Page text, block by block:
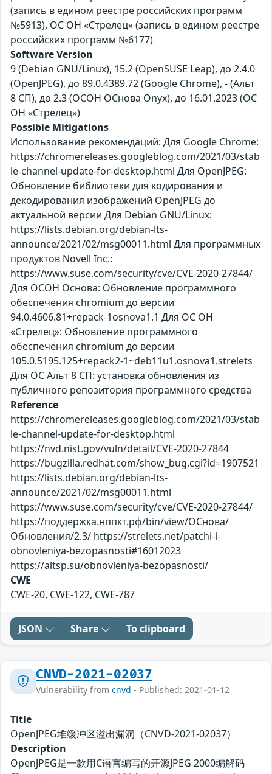
(запись в едином реестре российских программ
№5913), ОС ОН «Стрелец» (запись в едином реестре
российских программ №6177)
Software Version
9 (Debian GNU/Linux), 15.2 (OpenSUSE Leap), до 2.4.0
(OpenJPEG), до 89.0.4389.72 (Google Chrome), - (Альт
8 СП), до 2.3 (ОСОН ОСнова Оnyx), до 16.01.2023 (ОС
ОН «Стрелец»)
Possible Mitigations
Использование рекомендаций: Для Google Chrome:
https://chromereleases.googleblog.com/2021/03/stab
le-channel-update-for-desktop.html Для OpenJPEG:
Обновление библиотеки для кодирования и
декодирования изображений OpenJPEG до
актуальной версии Для Debian GNU/Linux:
https://lists.debian.org/debian-lts-
announce/2021/02/msg00011.html Для программных
продуктов Novell Inc.:
https://www.suse.com/security/cve/CVE-2020-27844/
Для ОСОН Основа: Обновление программного
обеспечения chromium до версии
94.0.4606.81+repack-1osnova1.1 Для ОС ОН
«Стрелец»: Обновление программного
обеспечения chromium до версии
105.0.5195.125+repack2-1~deb11u1.osnova1.strelets
Для ОС Альт 8 СП: установка обновления из
публичного репозитория программного средства
Reference
https://chromereleases.googleblog.com/2021/03/stab
le-channel-update-for-desktop.html
https://nvd.nist.gov/vuln/detail/CVE-2020-27844
https://bugzilla.redhat.com/show_bug.cgi?id=1907521
https://lists.debian.org/debian-lts-
announce/2021/02/msg00011.html
https://www.suse.com/security/cve/CVE-2020-27844/
https://поддержка.нппкт.рф/bin/view/ОСнова/
Обновления/2.3/ https://strelets.net/patchi-i-
obnovleniya-bezopasnosti#16012023
https://altsp.su/obnovleniya-bezopasnosti/
CWE
CWE-20, CWE-122, CWE-787
JSON Share To clipboard
CNVD-2021-02037
Vulnerability from cnvd - Published: 2021-01-12
Title
OpenJPEG堆缓冲区溢出漏洞（CNVD-2021-02037）
Description
OpenJPEG是一款用C语言编写的开源JPEG 2000编解码